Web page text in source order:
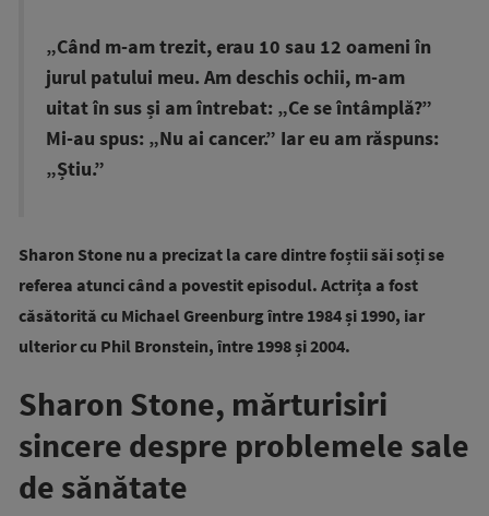
„Când m-am trezit, erau 10 sau 12 oameni în
jurul patului meu. Am deschis ochii, m-am
uitat în sus și am întrebat: „Ce se întâmplă?”
Mi-au spus: „Nu ai cancer.” Iar eu am răspuns:
„Știu.”
Sharon Stone nu a precizat la care dintre foștii săi soți se
referea atunci când a povestit episodul. Actrița a fost
căsătorită cu Michael Greenburg între 1984 și 1990, iar
ulterior cu Phil Bronstein, între 1998 și 2004.
Sharon Stone, mărturisiri
sincere despre problemele sale
de sănătate